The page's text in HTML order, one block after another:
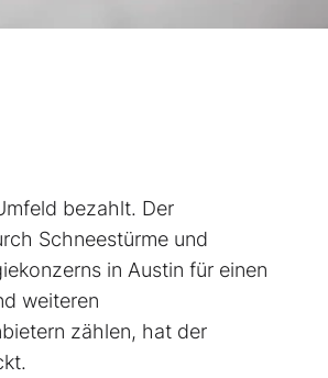
bezahlt. Der
Schneestürme und
in Austin für einen
weiteren
zählen, hat der